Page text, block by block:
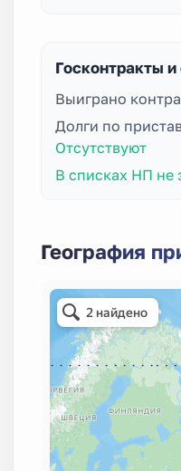
Госконтракты
Выиграно
Долги по
Отсутствуют
В списках НП не
География